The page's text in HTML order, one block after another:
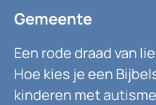
Gemeente
Een rode draad van
Hoe kies je een
kinderen met